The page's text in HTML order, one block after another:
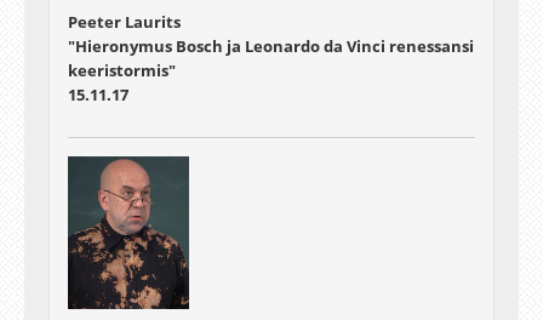
Peeter Laurits
"Hieronymus Bosch ja Leonardo da Vinci renessansi
keeristormis"
15.11.17